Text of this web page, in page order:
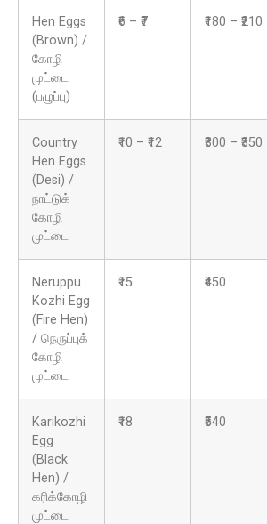
Hen Eggs
(Brown) /
கோழி
முட்டை
(பழுப்பு)
₹6 – ₹7 ₹180 – ₹210
Country
Hen Eggs
(Desi) /
நாட்டுக்
கோழி
முட்டை
₹10 – ₹12 ₹300 – ₹350
Neruppu
Kozhi Egg
(Fire Hen)
/ நெருப்புக்
கோழி
முட்டை
₹15 ₹450
Karikozhi
Egg
(Black
Hen) /
கரிக்கோழி
முட்டை
₹18 ₹540